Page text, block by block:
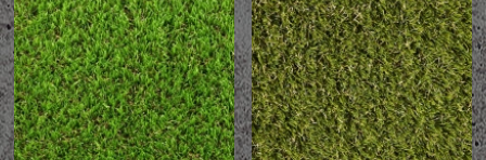
30 мм
35 ± 1 мм
35 мм